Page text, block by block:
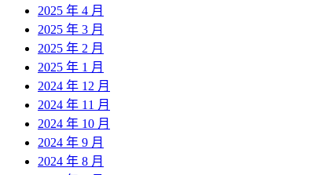
2025 年 4 月
2025 年 3 月
2025 年 2 月
2025 年 1 月
2024 年 12 月
2024 年 11 月
2024 年 10 月
2024 年 9 月
2024 年 8 月